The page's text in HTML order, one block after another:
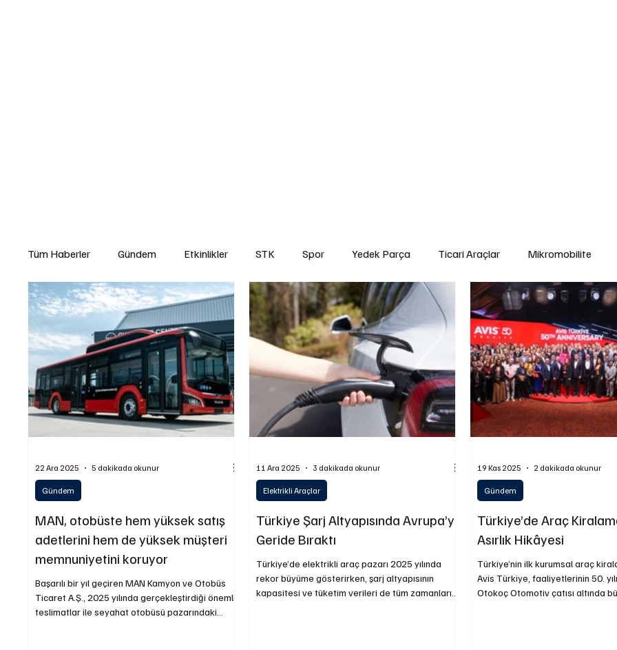
Tüm Haberler Gündem Etkinlikler STK Spor Yedek Parça Ticari Araçlar Mikromobilite
Yasal Düzenlemeler Teknoloji ve İnovasyon Çevre ve Sürdürülebilirlik Kiralama ve Paylaşım Hizmetleri
Yakıt ve Batarya Teknolojileri İş Makinaları Lojistik Motosiklet Ulaştırma Otobüs Lastik
Sürdürülebilirlik
MAN, otobüste hem yüksek satış
adetlerini hem de yüksek müşteri
memnuniyetini koruyor
Başarılı bir yıl geçiren MAN Kamyon ve Otobüs
Ticaret A.Ş., 2025 yılında gerçekleştirdiği önemli
teslimatlar ile seyahat otobüsü pazarındaki
Gündem
22 Ara 2025 5 dakikada okunur
Türkiye Şarj Altyapısında Avrupa’yı
Geride Bıraktı
Türkiye’de elektrikli araç pazarı 2025 yılında
rekor büyüme gösterirken, şarj altyapısının
kapasitesi ve tüketim verileri de tüm zamanların
Elektrikli Araçlar
11 Ara 2025 3 dakikada okunur
Türkiye’de Araç
Asırlık Hikâyesi
Türkiye’nin ilk kurumsal araç
Avis Türkiye, faaliyetlerinin 50.
Otokoç Otomotiv çatısı altında
Gündem
19 Kas 2025 2 dakikada okunur